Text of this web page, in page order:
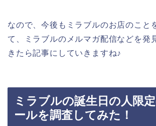
なので、今後もミラブルのお店のこと
て、ミラブルのメルマガ配信などを発
きたら記事にしていきますね♪
ミラブルの誕生日の人限
ールを調査してみた！